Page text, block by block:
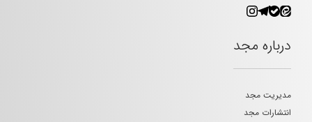
درباره مجد
مدیریت مجد
انتشارات مجد